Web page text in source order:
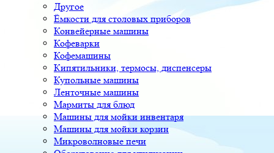
Другое
Ёмкости для столовых приборов
Конвейерные машины
Кофеварки
Кофемашины
Кипятильники, термосы, диспенсеры
Купольные машины
Ленточные машины
Мармиты для блюд
Машины для мойки инвентаря
Машины для мойки корзин
Микроволновые печи